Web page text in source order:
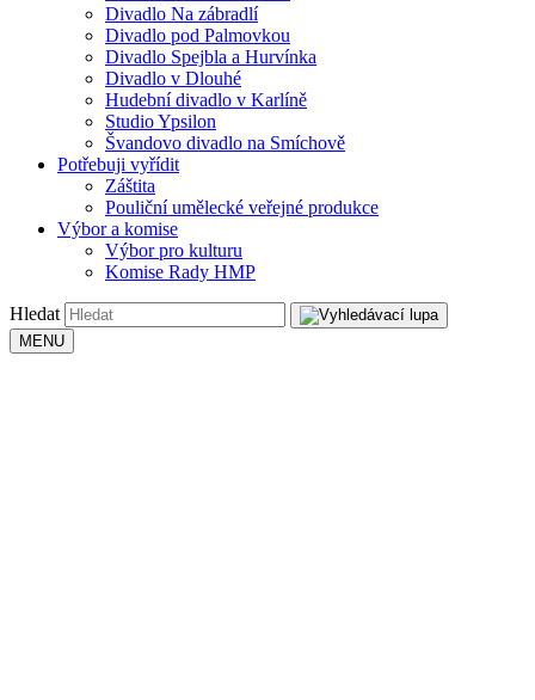
Divadlo Na zábradlí
Divadlo pod Palmovkou
Divadlo Spejbla a Hurvínka
Divadlo v Dlouhé
Hudební divadlo v Karlíně
Studio Ypsilon
Švandovo divadlo na Smíchově
Potřebuji vyřídit
Záštita
Pouliční umělecké veřejné produkce
Výbor a komise
Výbor pro kulturu
Komise Rady HMP
Hledat
MENU